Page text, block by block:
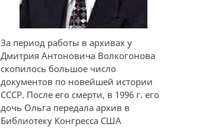
За период работы в архивах у
Дмитрия Антоновича Волкогонова
скопилось большое число
документов по новейшей истории
СССР. После его смерти, в 1996 г. его
дочь Ольга передала архив в
Библиотеку Конгресса США